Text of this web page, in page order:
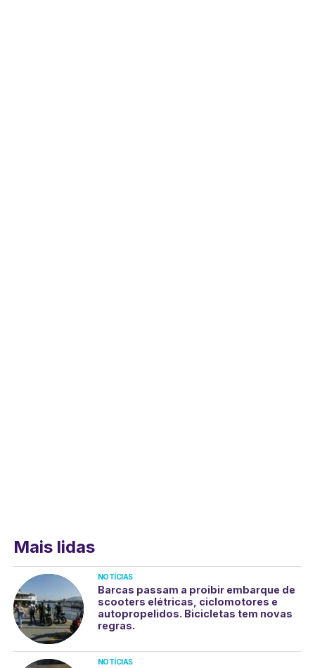
Mais lidas
NOTÍCIAS
Barcas passam a proibir embarque de
scooters elétricas, ciclomotores e
autopropelidos. Bicicletas tem novas
regras.
NOTÍCIAS